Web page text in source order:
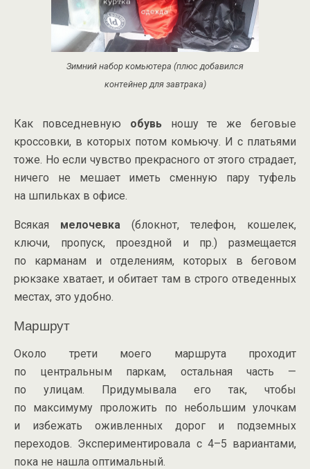
Зимний набор комьютера (плюс добавился
контейнер для завтрака)
Как повседневную обувьношу те же беговые
кроссовки, в которых потом комьючу. И с платьями
тоже. Но если чувство прекрасного от этого страдает,
ничего не мешает иметь сменную пару туфель
на шпильках в офисе.
Всякая мелочевка (блокнот, телефон, кошелек,
ключи, пропуск, проездной и пр.) размещается
по карманам и отделениям, которых в беговом
рюкзаке хватает, и обитает там в строго отведенных
местах, это удобно.
Маршрут
Около трети моего маршрута проходит
по центральным паркам, остальная часть —
по улицам. Придумывала его так, чтобы
по максимуму проложить по небольшим улочкам
и избежать оживленных дорог и подземных
переходов. Экспериментировала с 4–5 вариантами,
пока не нашла оптимальный.